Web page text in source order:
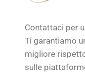
Contattaci per
Ti garantiamo
migliore
sulle